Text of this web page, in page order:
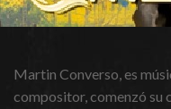
Martin Converso, es
compositor, comenzó su